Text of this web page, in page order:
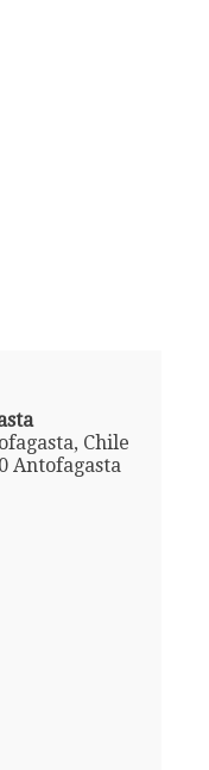
Chile
Antofagasta